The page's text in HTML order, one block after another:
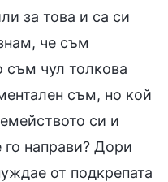
за това и са си
че съм
съм чул толкова
съм, но кой
си и
направи? Дори
от подкрепата